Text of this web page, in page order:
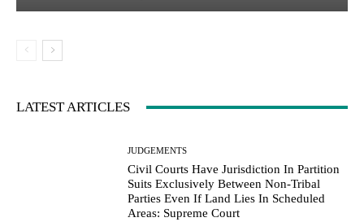
LATEST ARTICLES
JUDGEMENTS
Civil Courts Have Jurisdiction In Partition
Suits Exclusively Between Non-Tribal
Parties Even If Land Lies In Scheduled
Areas: Supreme Court